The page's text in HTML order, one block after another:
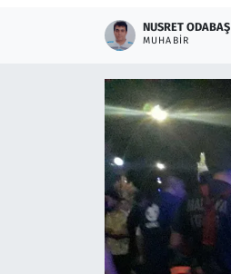
NUSRET ODABAŞ
MUHABIR
Teknoloji ve Bilim
Televizyon